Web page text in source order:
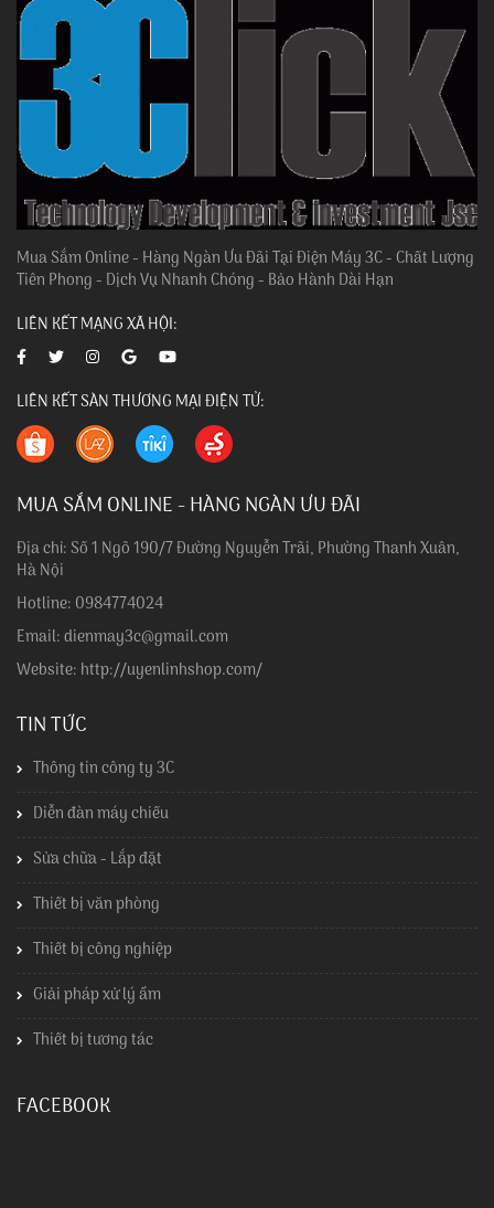
Mua Sắm Online - Hàng Ngàn Ưu Đãi Tại Điện Máy 3C - Chất Lượng
Tiên Phong - Dịch Vụ Nhanh Chóng - Bảo Hành Dài Hạn
LIÊN KẾT MẠNG XÃ HỘI:
LIÊN KẾT SÀN THƯƠNG MẠI ĐIỆN TỬ:
MUA SẮM ONLINE - HÀNG NGÀN ƯU ĐÃI
Địa chỉ: Số 1 Ngõ 190/7 Đường Nguyễn Trãi, Phường Thanh Xuân,
Hà Nội
Hotline: 0984774024
Email: dienmay3c@gmail.com
Website: http://uyenlinhshop.com/
TIN TỨC
Thông tin công ty 3C
Diễn đàn máy chiếu
Sửa chữa - Lắp đặt
Thiết bị văn phòng
Thiết bị công nghiệp
Giải pháp xử lý ẩm
Thiết bị tương tác
FACEBOOK